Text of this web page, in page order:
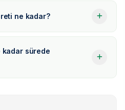
ne kadar?
kadar sürede